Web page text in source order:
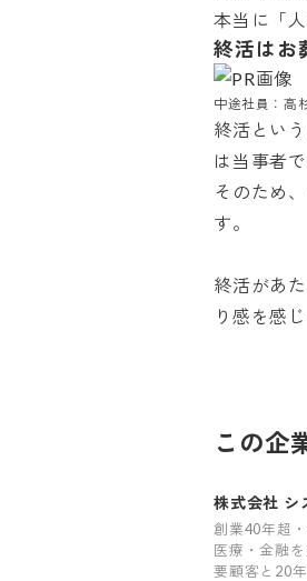
本当に「
終活はお
中途社員：高
終活とい
は当事者
そのため
す。
終活があ
り感を感
この企
株式会社 シ
創業40年超
医療・金融
要顧客と20